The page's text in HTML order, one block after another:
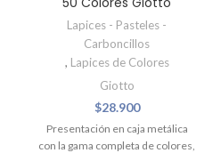
Lapices - Pasteles -
Carboncillos
, Lapices de Colores
Giotto
$28.900
Presentación en caja metálica
con la gama completa de colores,